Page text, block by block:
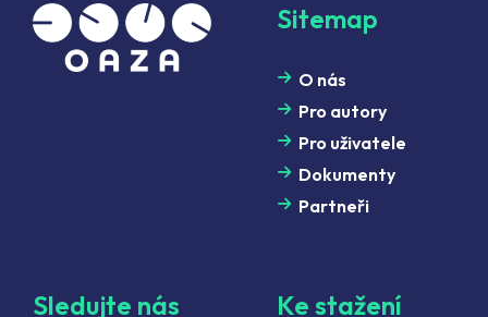
Sitemap
O nás
Pro autory
Pro uživatele
Dokumenty
Partneři
Sledujte nás Ke stažení